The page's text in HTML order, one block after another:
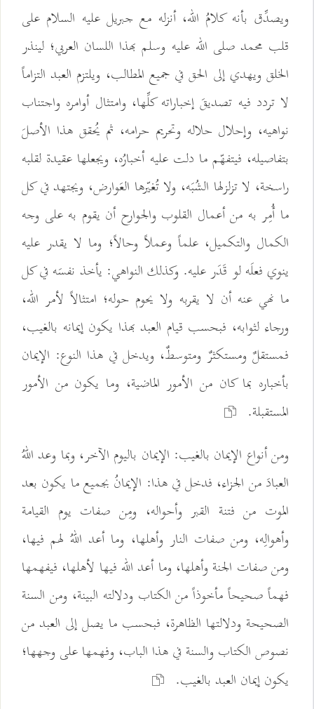
ويصدِّق بأنه كلامُ الله، أنزله مع جبريل عليه السلام على
قلب محمد صلى الله عليه وسلم بهذا اللسان العربي؛ لينذر
الخلق ويهدي إلى الحق في جميع المطالب، ويلتزم العبد التزاماً
لا تردد فيه تصديقَ إخباراته كلِّها، وامتثال أوامره واجتناب
نواهيه، وإحلال حلاله وتحريم حرامه، ثم يُحقق هذا الأصلَ
بتفاصيله، فيتفهّم ما دلت عليه أخبارُه، ويجعلها عقيدة لقلبه
راسخة، لا تزلزلها الشُبَه، ولا تُغيّرها العَوارض، ويجتهد في كل
ما أُمِر به من أعمال القلوب والجوارح أن يقوم به على وجه
الكمال والتكميل، علماً وعملاً وحالاً؛ وما لا يقدر عليه
ينوي فعلَه لو قَدَر عليه. وكذلك النواهي: يأخذ نفسَه في كل
ما نهي عنه أن لا يقربه ولا يحوم حوله؛ امتثالاً لأمر الله،
ورجاء لثوابه، فبحسب قيام العبد بهذا يكون إيمانه بالغيب،
فمستقلٌ ومستكثرٌ ومتوسطٌ، ويدخل في هذا النوع: الإيمان
بأخباره بما كان من الأمور الماضية، وما يكون من الأمور
المستقبلة.
ومن أنواع الإيمان بالغيب: الإيمان باليوم الآخر، وبما وعد اللهُ
العبادَ من الجزاء، فدخل في هذا: الإيمانُ بجميع ما يكون بعد
الموت من فتنة القبر وأحواله، ومِن صفات يوم القيامة
وأهوالِه، ومن صفات النار وأهلها، وما أعد اللهُ لهم فيها،
ومن صفات الجنة وأهلها، وما أعد الله فيها لأهلها، فيفهمها
فهماً صحيحاً مأخوذاً من الكتاب ودلالته البينة، ومن السنة
الصحيحة ودلالتها الظاهرة، فبحسب ما يصل إلى العبد من
نصوص الكتاب والسنة في هذا الباب، وفهمها على وجهها؛
يكون إيمان العبد بالغيب.